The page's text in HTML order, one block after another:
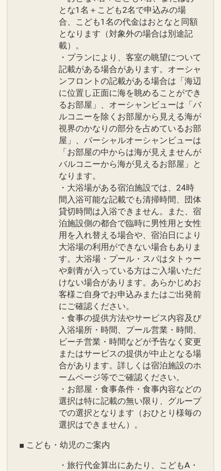
とな1名＋こども2名で申込みの場
合、こども1名の代金はおとなと同額
となります（対象外の場合は別途記
載）。
・プランにより、客室の眺望について
記載がある場合があります。オーシャ
ンフロントの記載がある場合は「海辺
に位置し正面に海を眺めることができ
るお部屋」、オーシャンビューは「バ
ルコニーを除くお部屋から見える海が
視界のかなりの部分を占めているお部
屋」、パーシャルオーシャンビューは
「お部屋の中からは海が見えませんが
バルコニーから海が見えるお部屋」と
なります。
・大浴場がある宿泊施設では、24時
間入浴可能な記載でも清掃時間、団体
貸切時間は入浴できません。また、宿
泊施設側の都合で臨時に男性用と女性
用を入れ替える場合や、宿泊日により
大浴場の利用ができない場合もありま
す。大浴場・プール・スパはタトゥー
や刺青が入っている方はご入場いただ
けない場合があります。あらかじめお
客様ご自身でお申込みまたはご出発前
にご確認ください。
・食事の提供方法やサービス内容及び
入浴場所・時間、プール営業・時間、
ビーチ営業・時間などが予告なく変更
またはサービスの提供が中止となる場
合があります。詳しくは宿泊施設のホ
ームページ等でご確認ください。
・お部屋・食事条件・食事内容などの
選択は特に記載の無い限り、グループ
での選択となります（おひとり様毎の
選択はできません）。
■ こども・幼児のご案内
・旅行代金算出にあたり、こどもA・